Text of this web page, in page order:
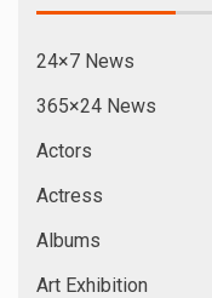
24×7 News
365×24 News
Actors
Actress
Albums
Art Exhibition